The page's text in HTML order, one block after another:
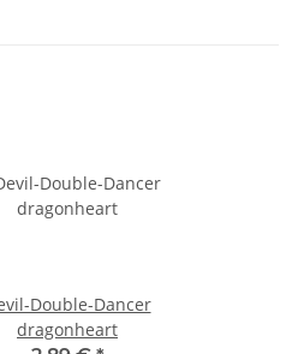
Double-Dancer
dragonheart